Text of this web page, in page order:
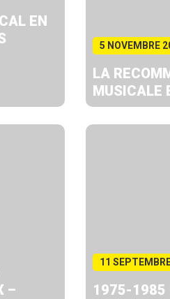
EN
5 NOVEMBRE
LA
MUSICALE
–
11
1975-1985